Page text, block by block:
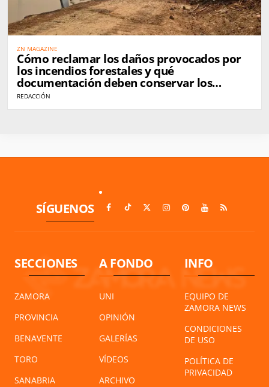
ZN MAGAZINE
Cómo reclamar los daños provocados por
los incendios forestales y qué
documentación deben conservar los
afectados
REDACCIÓN
SÍGUENOS
SECCIONES
ZAMORA
PROVINCIA
BENAVENTE
TORO
SANABRIA
A FONDO
UNI
OPINIÓN
GALERÍAS
VÍDEOS
ARCHIVO
INFO
EQUIPO DE
ZAMORA NEWS
CONDICIONES
DE USO
POLÍTICA DE
PRIVACIDAD